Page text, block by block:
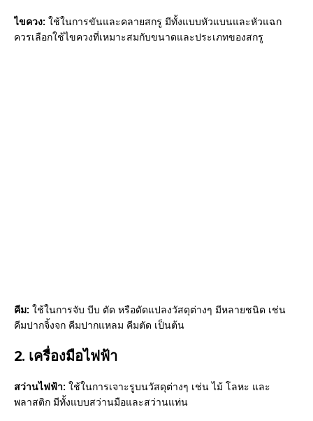
ไขควง: ใช้ในการขันและคลายสกรู มีทั้งแบบหัวแบนและหัวแฉก
ควรเลือกใช้ไขควงที่เหมาะสมกับขนาดและประเภทของสกรู
คีม: ใช้ในการจับ บีบ ตัด หรือดัดแปลงวัสดุต่างๆ มีหลายชนิด เช่น
คีมปากจิ้งจก คีมปากแหลม คีมตัด เป็นต้น
2. เครื่องมือไฟฟ้า
สว่านไฟฟ้า: ใช้ในการเจาะรูบนวัสดุต่างๆ เช่น ไม้ โลหะ และ
พลาสติก มีทั้งแบบสว่านมือและสว่านแท่น